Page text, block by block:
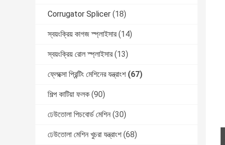
Corrugator Splicer (18)
স্বয়ংক্রিয় কাগজ স্প্লাইসার (14)
স্বয়ংক্রিয় রোল স্প্লাইসার (13)
ফ্লেক্সো প্রিন্টিং মেশিনের যন্ত্রাংশ (67)
শিল্প কাটিয়া ফলক (90)
ঢেউতোলা পিচবোর্ড মেশিন (30)
ঢেউতোলা মেশিন খুচরা যন্ত্রাংশ (68)